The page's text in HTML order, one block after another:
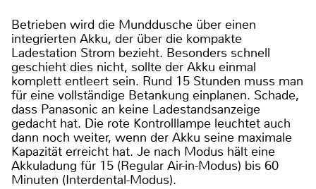
Betrieben wird die Munddusche über einen
integrierten Akku, der über die kompakte
Ladestation Strom bezieht. Besonders schnell
geschieht dies nicht, sollte der Akku einmal
komplett entleert sein. Rund 15 Stunden muss man
für eine vollständige Betankung einplanen. Schade,
dass Panasonic an keine Ladestandsanzeige
gedacht hat. Die rote Kontrolllampe leuchtet auch
dann noch weiter, wenn der Akku seine maximale
Kapazität erreicht hat. Je nach Modus hält eine
Akkuladung für 15 (Regular Air-in-Modus) bis 60
Minuten (Interdental-Modus).